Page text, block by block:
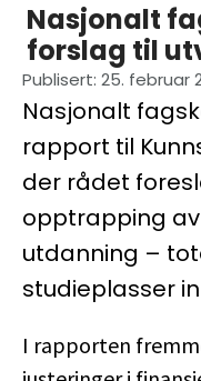
Nasjonalt
forslag til
Publisert: 25. februar
Nasjonalt
rapport til
der rådet
opptrapping
utdanning –
studieplasser
I rapporten